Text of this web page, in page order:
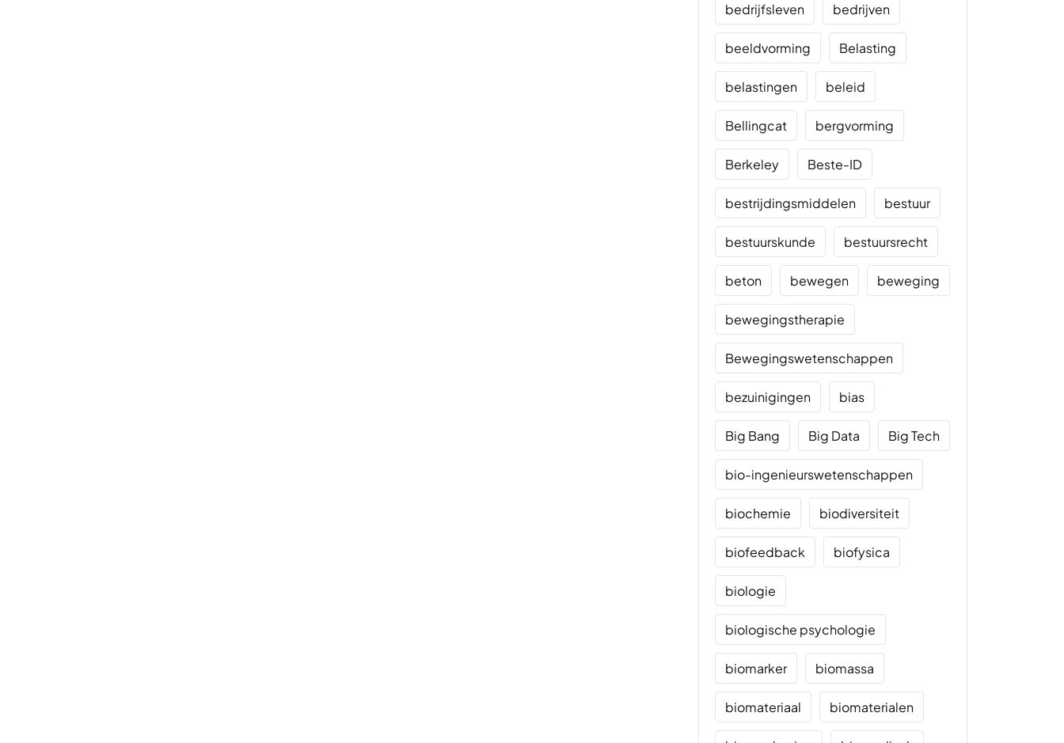
bedrijfsleven bedrijven
beeldvorming Belasting
belastingen beleid
Bellingcat bergvorming
Berkeley Beste-ID
bestrijdingsmiddelen bestuur
bestuurskunde bestuursrecht
beton bewegen beweging
bewegingstherapie
Bewegingswetenschappen
bezuinigingen bias
Big Bang Big Data Big Tech
bio-ingenieurswetenschappen
biochemie biodiversiteit
biofeedback biofysica
biologie
biologische psychologie
biomarker biomassa
biomateriaal biomaterialen